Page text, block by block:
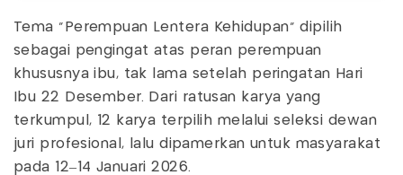
Tema "Perempuan Lentera Kehidupan" dipilih
sebagai pengingat atas peran perempuan
khususnya ibu, tak lama setelah peringatan Hari
Ibu 22 Desember. Dari ratusan karya yang
terkumpul, 12 karya terpilih melalui seleksi dewan
juri profesional, lalu dipamerkan untuk masyarakat
pada 12–14 Januari 2026.